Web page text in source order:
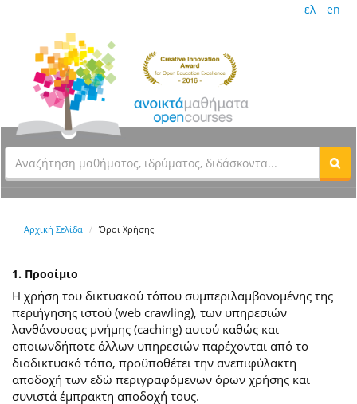
ελ en
Αρχική Σελίδα Όροι Χρήσης
1. Προοίμιο
Η χρήση του δικτυακού τόπου συμπεριλαμβανομένης της
περιήγησης ιστού (web crawling), των υπηρεσιών
λανθάνουσας μνήμης (caching) αυτού καθώς και
οποιωνδήποτε άλλων υπηρεσιών παρέχονται από το
διαδικτυακό τόπο, προϋποθέτει την ανεπιφύλακτη
αποδοχή των εδώ περιγραφόμενων όρων χρήσης και
συνιστά έμπρακτη αποδοχή τους.